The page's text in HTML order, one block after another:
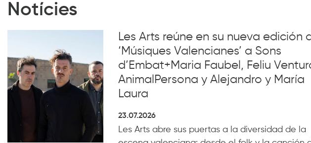
Notícies
Les Arts reúne en su nueva edición
‘Músiques Valencianes’ a Sons
d’Embat+Maria Faubel, Feliu
AnimalPersona y Alejandro y María
Laura
23.07.2026
Les Arts abre sus puertas a la diversidad de la